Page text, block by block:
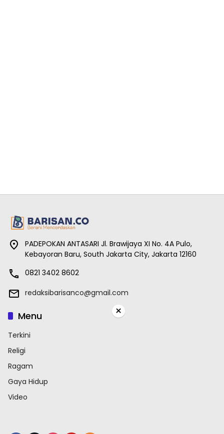
PADEPOKAN ANTASARI Jl. Brawijaya XI No. 4A Pulo,
Kebayoran Baru, South Jakarta City, Jakarta 12160
0821 3402 8602
redaksibarisanco@gmail.com
Menu
Terkini
Religi
Ragam
Gaya Hidup
Video
×